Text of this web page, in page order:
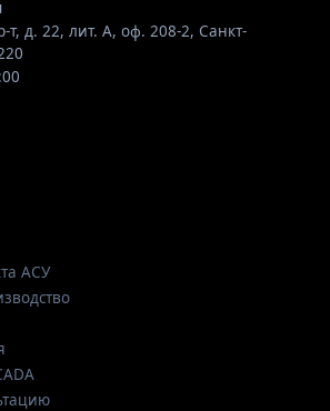
т, д. 22, лит. А, оф. 208-2, Санкт-
АСУ